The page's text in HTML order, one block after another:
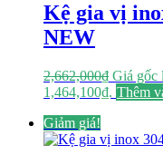
Kệ gia vị
NEW
2,662,000₫ Giá gốc
1,464,100₫. Thêm
Giảm giá!